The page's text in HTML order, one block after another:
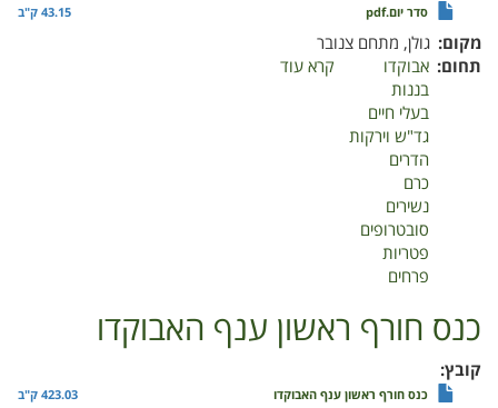
סדר יום.pdf 43.15 ק"ב
מקום גולן, מתחם צנובר
תחום
אבוקדו
בננות
בעלי חיים
גד"ש וירקות
הדרים
כרם
נשירים
סובטרופים
פטריות
פרחים
קרא עוד
כנס חורף ראשון ענף האבוקדו
קובץ
כנס חורף ראשון ענף האבוקדו 423.03 ק"ב